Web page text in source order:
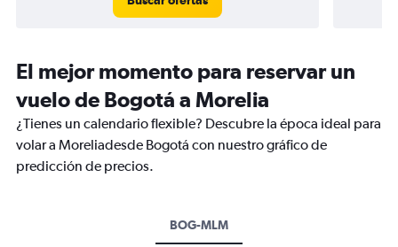
El mejor momento para reservar un
vuelo de Bogotá a Morelia
¿Tienes un calendario flexible? Descubre la época ideal para
volar a Moreliadesde Bogotá con nuestro gráfico de
predicción de precios.
BOG-MLM